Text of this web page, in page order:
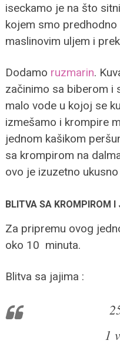
iseckamo je na što
kojem smo
maslinovim uljem i
Dodamo ruzmarin.
začinimo sa biberom i
malo vode u kojoj se
izmešamo i krompire
jednom kašikom
sa krompirom na
ovo je izuzetno ukusno
BLITVA SA KROMPIROM
Za pripremu ovog
oko 10 minuta.
Blitva sa jajima :
1